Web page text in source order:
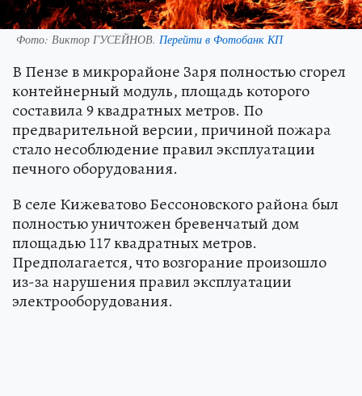
Фото: Виктор ГУСЕЙНОВ. Перейти в Фотобанк КП
В Пензе в микрорайоне Заря полностью сгорел
контейнерный модуль, площадь которого
составила 9 квадратных метров. По
предварительной версии, причиной пожара
стало несоблюдение правил эксплуатации
печного оборудования.
В селе Кижеватово Бессоновского района был
полностью уничтожен бревенчатый дом
площадью 117 квадратных метров.
Предполагается, что возгорание произошло
из-за нарушения правил эксплуатации
электрооборудования.